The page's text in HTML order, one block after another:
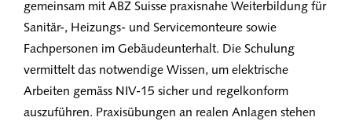
gemeinsam mit ABZ Suisse praxisnahe Weiterbildung für
Sanitär-, Heizungs- und Servicemonteure sowie
Fachpersonen im Gebäudeunterhalt. Die Schulung
vermittelt das notwendige Wissen, um elektrische
Arbeiten gemäss NIV-15 sicher und regelkonform
auszuführen. Praxisübungen an realen Anlagen stehen